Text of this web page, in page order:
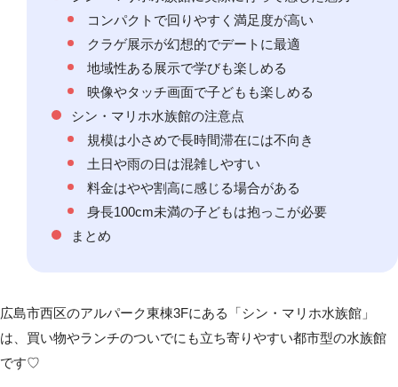
コンパクトで回りやすく満足度が高い
クラゲ展示が幻想的でデートに最適
地域性ある展示で学びも楽しめる
映像やタッチ画面で子どもも楽しめる
シン・マリホ水族館の注意点
規模は小さめで長時間滞在には不向き
土日や雨の日は混雑しやすい
料金はやや割高に感じる場合がある
身長100cm未満の子どもは抱っこが必要
まとめ
広島市西区のアルパーク東棟3Fにある「シン・マリホ水族館」
は、買い物やランチのついでにも立ち寄りやすい都市型の水族館
です♡